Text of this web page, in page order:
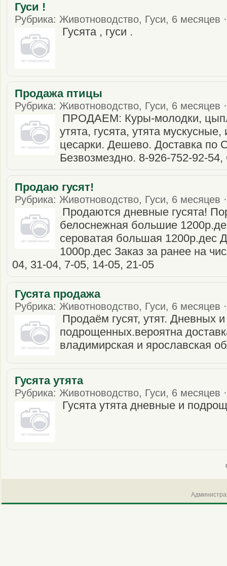
Гуси !
Рубрика: Животноводство, Гуси, 6 месяцев
Гусята , гуси .
Продажа птицы
Рубрика: Животноводство, Гуси, 6 месяцев
ПРОДАЕМ: Куры-молодки,
утята, гусята, утята
цесарки. Дешево. Доставка по
Безвозмездно. 8-926-752-92-54,
Продаю гусят!
Рубрика: Животноводство, Гуси, 6 месяцев
Продаются дневные гусята!
белоснежная большие
сероватая большая 1200р.дес
1000р.дес Заказ за ранее на
04, 31-04, 7-05, 14-05, 21-05
Гусята продажа
Рубрика: Животноводство, Гуси, 6 месяцев
Продаём гусят, утят. Дневных и
подрощенных.вероятна
владимирская и ярославская
Гусята утята
Рубрика: Животноводство, Гуси, 6 месяцев
Гусята утята дневные и